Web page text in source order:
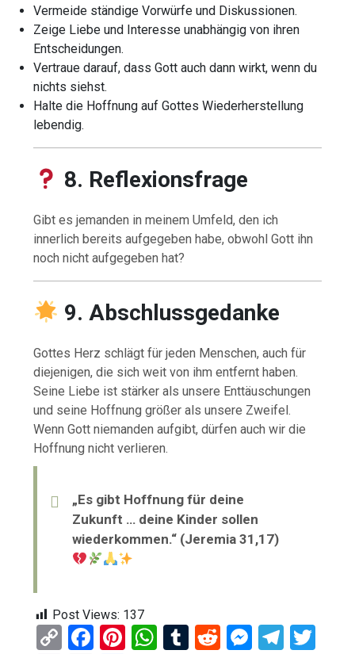
Vermeide ständige Vorwürfe und Diskussionen.
Zeige Liebe und Interesse unabhängig von ihren
Entscheidungen.
Vertraue darauf, dass Gott auch dann wirkt, wenn du
nichts siehst.
Halte die Hoffnung auf Gottes Wiederherstellung
lebendig.
8. Reflexionsfrage
Gibt es jemanden in meinem Umfeld, den ich
innerlich bereits aufgegeben habe, obwohl Gott ihn
noch nicht aufgegeben hat?
9. Abschlussgedanke
Gottes Herz schlägt für jeden Menschen, auch für
diejenigen, die sich weit von ihm entfernt haben.
Seine Liebe ist stärker als unsere Enttäuschungen
und seine Hoffnung größer als unsere Zweifel.
Wenn Gott niemanden aufgibt, dürfen auch wir die
Hoffnung nicht verlieren.
„Es gibt Hoffnung für deine
Zukunft … deine Kinder sollen
wiederkommen.“ (Jeremia 31,17)
Post Views: 137
C
F
Pi
W
T
R
M
T